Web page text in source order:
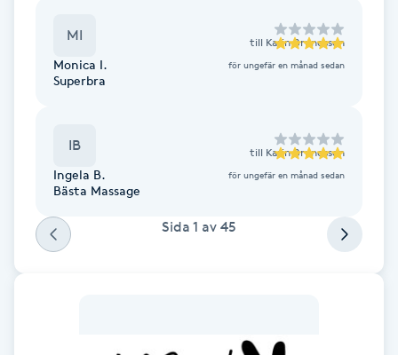
Fotvård
Fransborttagning
Fransfärgning
Fransförlängning
MI till Karin Brunesson
Monica I. för ungefär en månad sedan
Superbra
IB till Karin Brunesson
Ingela B. för ungefär en månad sedan
Bästa Massage
Sida 1 av 45